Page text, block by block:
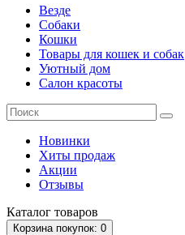
Везде
Собаки
Кошки
Товары для кошек и собак
Уютный дом
Салон красоты
Новинки
Хиты продаж
Акции
Отзывы
Каталог товаров
Корзинапокупок: 0